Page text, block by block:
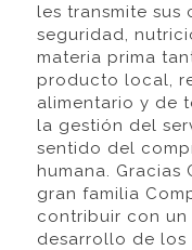
les transmite sus
seguridad,
materia prima
producto local,
alimentario y de
la gestión del
sentido del
humana. Gracias
gran familia
contribuir con
desarrollo de